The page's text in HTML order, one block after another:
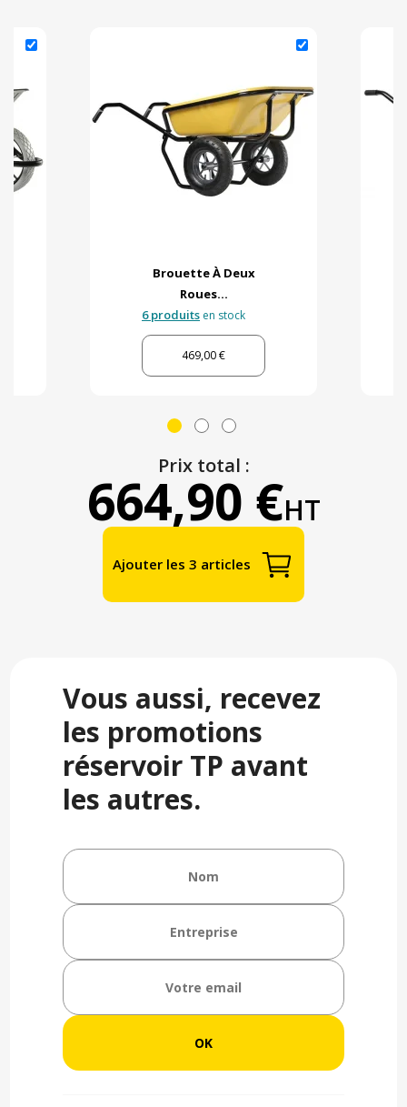
Brouette À Deux
Roues...
6 produits en stock
469,00 €
Prix total :
664,90 €HT
Ajouter les 3 articles
Vous aussi, recevez
les promotions
réservoir TP avant
les autres.